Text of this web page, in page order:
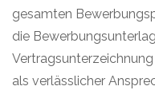
gesamten
die
als verlässlicher